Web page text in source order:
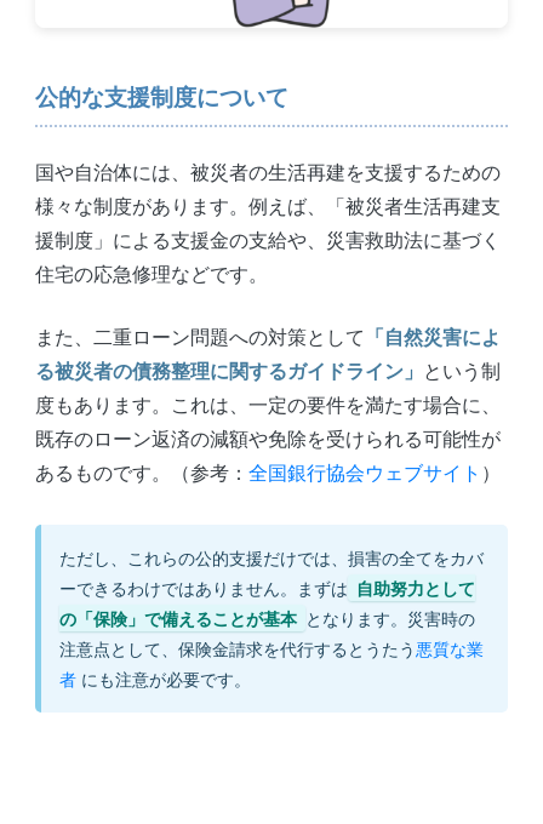
公的な支援制度について
国や自治体には、被災者の生活再建を支援するための
様々な制度があります。例えば、「被災者生活再建支
援制度」による支援金の支給や、災害救助法に基づく
住宅の応急修理などです。
また、二重ローン問題への対策として 「自然災害によ
る被災者の債務整理に関するガイドライン」 という制
度もあります。これは、一定の要件を満たす場合に、
既存のローン返済の減額や免除を受けられる可能性が
あるものです。（参考： 全国銀行協会ウェブサイト ）
ただし、これらの公的支援だけでは、損害の全てをカバ
ーできるわけではありません。まずは 自助努力として
の「保険」で備えることが基本 となります。災害時の
注意点として、保険金請求を代行するとうたう 悪質な業
者にも注意が必要です。